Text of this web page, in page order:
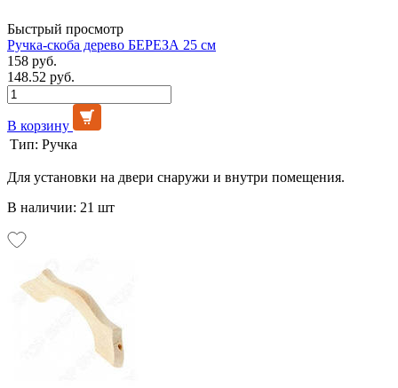
Быстрый просмотр
Ручка-скоба дерево БЕРЕЗА 25 см
158 руб.
148.52 руб.
В корзину
Тип: Ручка
Для установки на двери снаружи и внутри помещения.
В наличии: 21 шт